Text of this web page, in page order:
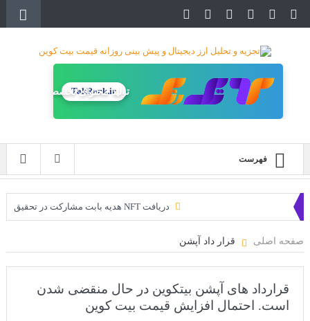
تولید محتوای تخصصی
TakRank.ir
فهرست
دریافت NFT هدیه بابت مشارکت در تحقیق
سه ایردراپ عالی برای این ماه
CoinEx سریع ترین برند درحال رشد در خدمات مالی!
صفحه اصلی قرار داد آپشن
قرارداد های آپشن بیتکوین در حال منقضی شدن
است. احتمال افزایش قیمت بیت کوین